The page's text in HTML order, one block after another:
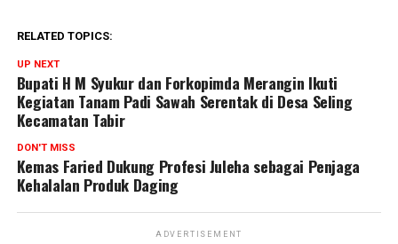
RELATED TOPICS:
UP NEXT
Bupati H M Syukur dan Forkopimda Merangin Ikuti
Kegiatan Tanam Padi Sawah Serentak di Desa Seling
Kecamatan Tabir
DON'T MISS
Kemas Faried Dukung Profesi Juleha sebagai Penjaga
Kehalalan Produk Daging
ADVERTISEMENT